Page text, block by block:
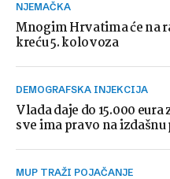
NJEMAČKA
Mnogim Hrvatima će na
kreću 5. kolovoza
DEMOGRAFSKA INJEKCIJA
Vlada daje do 15.000
sve ima pravo na
MUP TRAŽI POJAČANJE